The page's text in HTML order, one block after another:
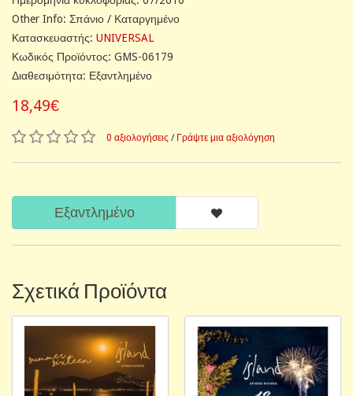
Other Info: Σπάνιο / Καταργημένο
Κατασκευαστής: UNIVERSAL
Κωδικός Προϊόντος: GMS-06179
Διαθεσιμότητα: Εξαντλημένο
18,49€
0 αξιολογήσεις / Γράψτε μια αξιολόγηση
Εξαντλημένο
Σχετικά Προϊόντα